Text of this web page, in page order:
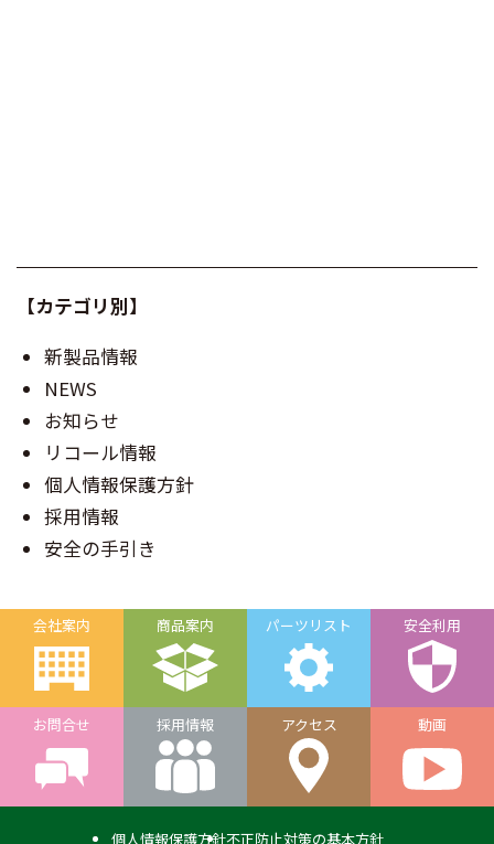
【カテゴリ別】
新製品情報
NEWS
お知らせ
リコール情報
個人情報保護方針
採用情報
安全の手引き
会社案内 商品案内 パーツリスト 安全利用
お問合せ 採用情報 アクセス 動画
個人情報保護方針不正防止対策の基本方針